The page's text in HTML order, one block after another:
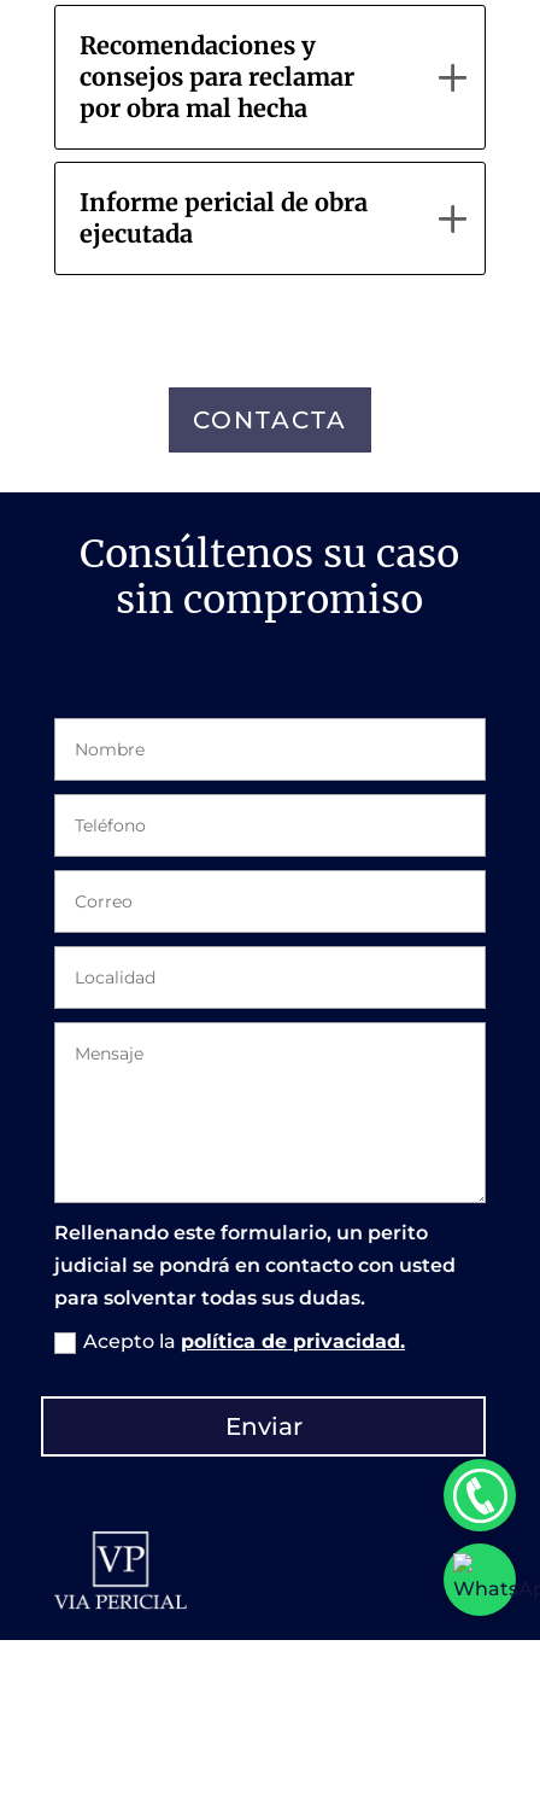
Recomendaciones y
consejos para reclamar
por obra mal hecha
Informe pericial de obra
ejecutada
CONTACTA
Consúltenos su caso
sin compromiso
Rellenando este formulario, un perito
judicial se pondrá en contacto con usted
para solventar todas sus dudas.
Acepto la política de privacidad.
Enviar